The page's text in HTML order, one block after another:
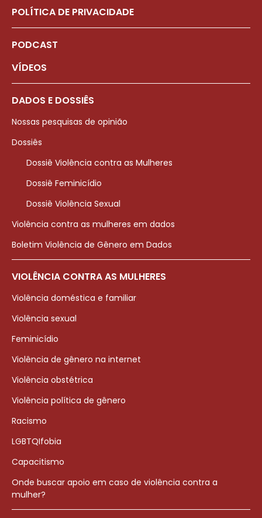
POLÍTICA DE PRIVACIDADE
PODCAST
VÍDEOS
DADOS E DOSSIÊS
Nossas pesquisas de opinião
Dossiês
Dossiê Violência contra as Mulheres
Dossiê Feminicídio
Dossiê Violência Sexual
Violência contra as mulheres em dados
Boletim Violência de Gênero em Dados
VIOLÊNCIA CONTRA AS MULHERES
Violência doméstica e familiar
Violência sexual
Feminicídio
Violência de gênero na internet
Violência obstétrica
Violência política de gênero
Racismo
LGBTQIfobia
Capacitismo
Onde buscar apoio em caso de violência contra a
mulher?